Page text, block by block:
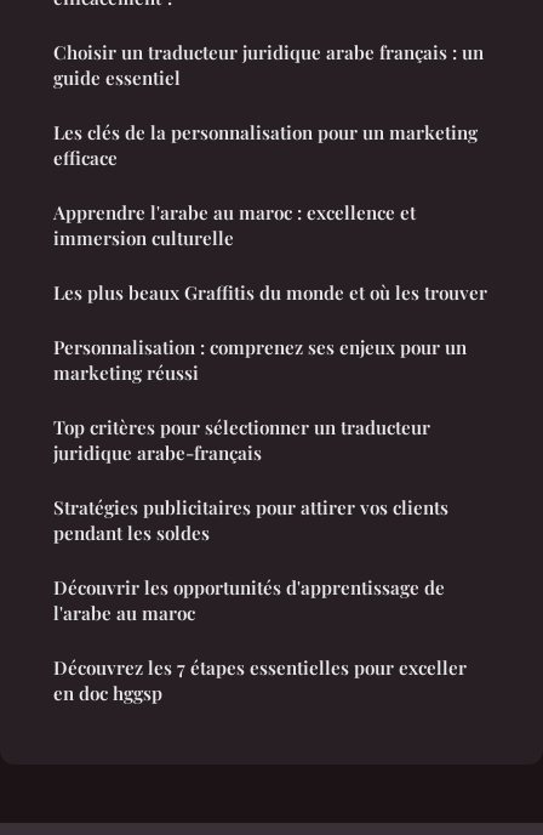
Choisir un traducteur juridique arabe français : un
guide essentiel
Les clés de la personnalisation pour un marketing
efficace
Apprendre l'arabe au maroc : excellence et
immersion culturelle
Les plus beaux Graffitis du monde et où les trouver
Personnalisation : comprenez ses enjeux pour un
marketing réussi
Top critères pour sélectionner un traducteur
juridique arabe-français
Stratégies publicitaires pour attirer vos clients
pendant les soldes
Découvrir les opportunités d'apprentissage de
l'arabe au maroc
Découvrez les 7 étapes essentielles pour exceller
en doc hggsp